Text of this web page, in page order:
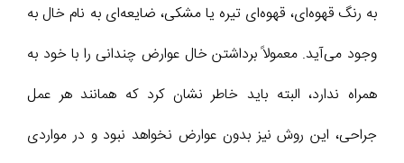
به رنگ قهوه‌ای، قهوه‌ای تیره یا مشکی، ضایعه‌ای به نام خال به
وجود می‌آید. معمولاً برداشتن خال عوارض چندانی را با خود به
همراه ندارد، البته باید خاطر نشان کرد که همانند هر عمل
جراحی، این روش نیز بدون عوارض نخواهد نبود و در مواردی